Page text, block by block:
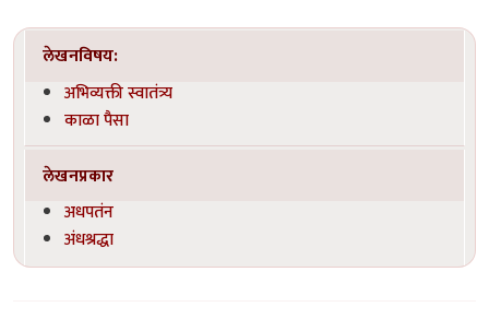
लेखनविषय:
अभिव्यक्ती स्वातंत्र्य
काळा पैसा
लेखनप्रकार
अधपतंन
अंधश्रद्धा